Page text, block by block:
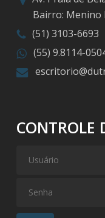
Bairro: Menino
(51) 3103-6693
(55) 9.8114-
CONTROLE